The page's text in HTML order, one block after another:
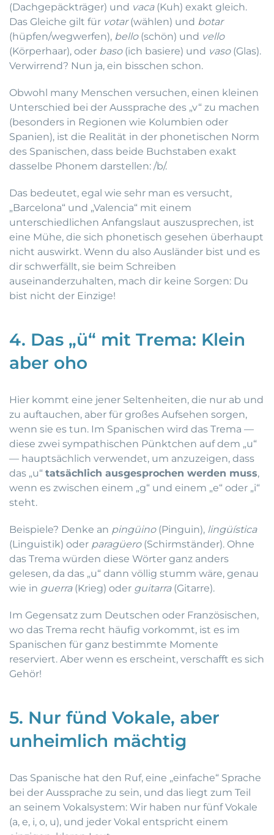
(Dachgepäckträger) und vaca(Kuh) exakt gleich.
Das Gleiche gilt für votar(wählen) und botar
(hüpfen/wegwerfen), bello(schön) und vello
(Körperhaar), oder baso(ich basiere) und vaso(Glas).
Verwirrend? Nun ja, ein bisschen schon.
Obwohl many Menschen versuchen, einen kleinen
Unterschied bei der Aussprache des „v“ zu machen
(besonders in Regionen wie Kolumbien oder
Spanien), ist die Realität in der phonetischen Norm
des Spanischen, dass beide Buchstaben exakt
dasselbe Phonem darstellen: /b/.
Das bedeutet, egal wie sehr man es versucht,
„Barcelona“ und „Valencia“ mit einem
unterschiedlichen Anfangslaut auszusprechen, ist
eine Mühe, die sich phonetisch gesehen überhaupt
nicht auswirkt. Wenn du also Ausländer bist und es
dir schwerfällt, sie beim Schreiben
auseinanderzuhalten, mach dir keine Sorgen: Du
bist nicht der Einzige!
4. Das „ü“ mit Trema: Klein
aber oho
Hier kommt eine jener Seltenheiten, die nur ab und
zu auftauchen, aber für großes Aufsehen sorgen,
wenn sie es tun. Im Spanischen wird das Trema —
diese zwei sympathischen Pünktchen auf dem „u“
— hauptsächlich verwendet, um anzuzeigen, dass
das „u“ tatsächlich ausgesprochen werden muss,
wenn es zwischen einem „g“ und einem „e“ oder „i“
steht.
Beispiele? Denke an pingüino(Pinguin), lingüística
(Linguistik) oder paragüero(Schirmständer). Ohne
das Trema würden diese Wörter ganz anders
gelesen, da das „u“ dann völlig stumm wäre, genau
wie in guerra(Krieg) oder guitarra(Gitarre).
Im Gegensatz zum Deutschen oder Französischen,
wo das Trema recht häufig vorkommt, ist es im
Spanischen für ganz bestimmte Momente
reserviert. Aber wenn es erscheint, verschafft es sich
Gehör!
5. Nur fünd Vokale, aber
unheimlich mächtig
Das Spanische hat den Ruf, eine „einfache“ Sprache
bei der Aussprache zu sein, und das liegt zum Teil
an seinem Vokalsystem: Wir haben nur fünf Vokale
(a, e, i, o, u), und jeder Vokal entspricht einem